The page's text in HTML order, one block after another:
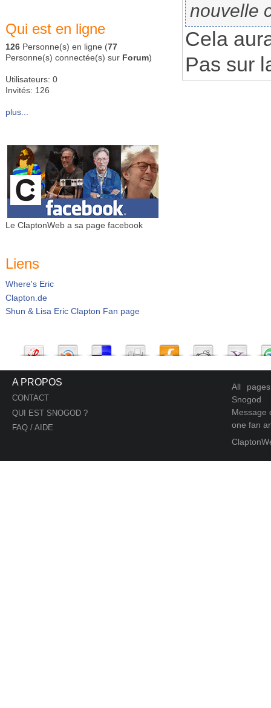
Qui est en ligne
126 Personne(s) en ligne (77
Personne(s) connectée(s) sur Forum)
Utilisateurs: 0
Invités: 126
plus...
Le ClaptonWeb a sa page facebook
Liens
Where's Eric
Clapton.de
Shun & Lisa Eric Clapton Fan page
nouvelle
Cela
Pas sur
A PROPOS
CONTACT
QUI EST SNOGOD ?
FAQ / AIDE
All
Snogod
Message
one fan